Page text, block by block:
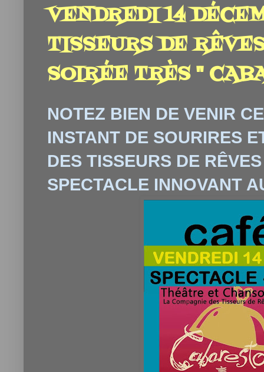
VENDREDI 14
TISSEURS DE
SOIRÉE TRÈS "
NOTEZ BIEN DE VENIR
INSTANT DE SOURIRES
DES TISSEURS DE
SPECTACLE INNOVANT